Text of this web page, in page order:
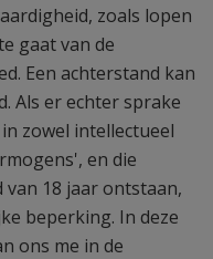
zoals lopen
gaat van de
Een achterstand kan
Als er echter sprake
zowel intellectueel
en die
18 jaar ontstaan,
beperking. In deze
ons me in de